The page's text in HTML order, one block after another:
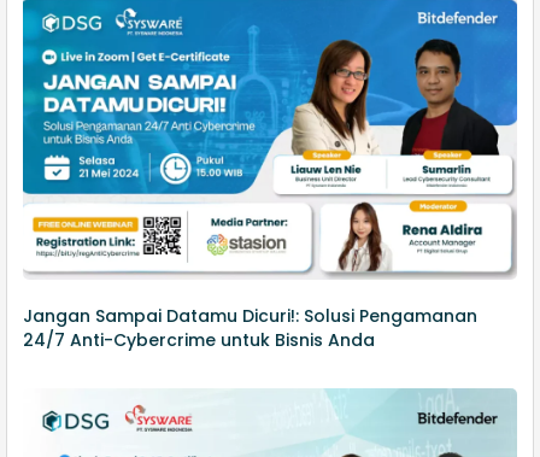
Jangan Sampai Datamu Dicuri!: Solusi Pengamanan
24/7 Anti-Cybercrime untuk Bisnis Anda